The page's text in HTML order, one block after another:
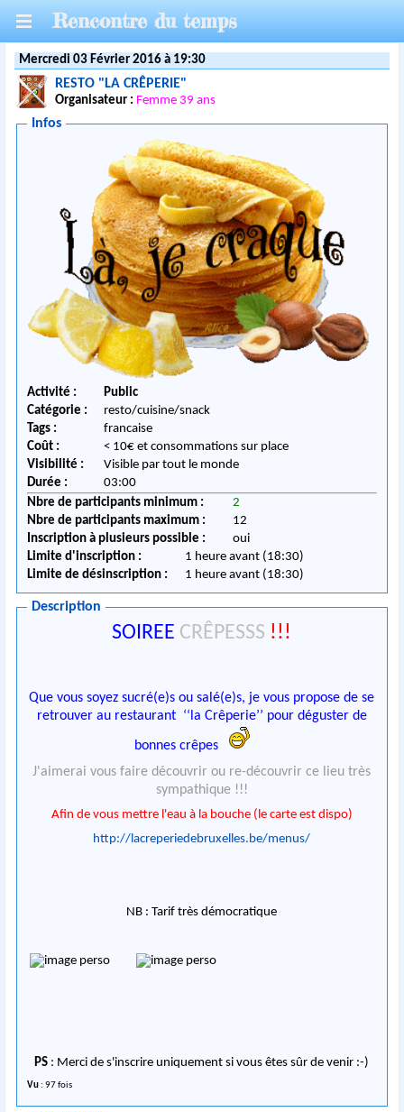
Rencontre du temps
Mercredi 03 Février 2016 à 19:30
RESTO "LA CRÊPERIE"
Organisateur : Femme 39 ans
Infos
Activité :
Public
Catégorie :
resto/cuisine/snack
Tags :
francaise
Coût :
< 10€ et consommations sur place
Visibilité :
Visible par tout le monde
Durée :
03:00
Nbre de participants minimum :
2
Nbre de participants maximum :
12
Inscription à plusieurs possible :
oui
Limite d'inscription :
1 heure avant (18:30)
Limite de désinscription :
1 heure avant (18:30)
Description
SOIREE CRÊPESSS !!!
Que vous soyez sucré(e)s ou salé(e)s, je vous propose de se
retrouver au restaurant ‘‘la Crêperie’’ pour déguster de
bonnes crêpes
J'aimerai vous faire découvrir ou re-découvrir ce lieu très
sympathique !!!
Afin de vous mettre l'eau à la bouche (le carte est dispo)
http://lacreperiedebruxelles.be/menus/
NB : Tarif très démocratique
PS : Merci de s'inscrire uniquement si vous êtes sûr de venir :-)
Vu : 97 fois